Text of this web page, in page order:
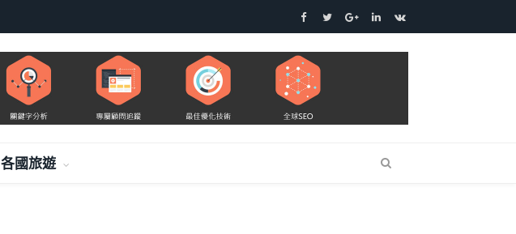
Facebook
TwitterGoogle+LinkedIn
VK
各國旅遊